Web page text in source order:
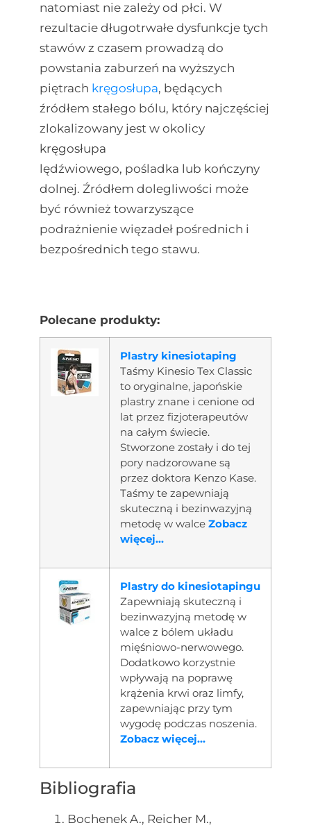
natomiast nie zależy od płci. W
rezultacie długotrwałe dysfunkcje tych
stawów z czasem prowadzą do
powstania zaburzeń na wyższych
piętrach kręgosłupa, będących
źródłem stałego bólu, który najczęściej
zlokalizowany jest w okolicy
kręgosłupa
lędźwiowego, pośladka lub kończyny
dolnej. Źródłem dolegliwości może
być również towarzyszące
podrażnienie więzadeł pośrednich i
bezpośrednich tego stawu.
Polecane produkty:
Plastry kinesiotaping
Taśmy Kinesio Tex Classic
to oryginalne, japońskie
plastry znane i cenione od
lat przez fizjoterapeutów
na całym świecie.
Stworzone zostały i do tej
pory nadzorowane są
przez doktora Kenzo Kase.
Taśmy te zapewniają
skuteczną i bezinwazyjną
metodę w walce Zobacz
więcej...
Plastry do kinesiotapingu
Zapewniają skuteczną i
bezinwazyjną metodę w
walce z bólem układu
mięśniowo-nerwowego.
Dodatkowo korzystnie
wpływają na poprawę
krążenia krwi oraz limfy,
zapewniając przy tym
wygodę podczas noszenia.
Zobacz więcej...
Bibliografia
Bochenek A., Reicher M.,